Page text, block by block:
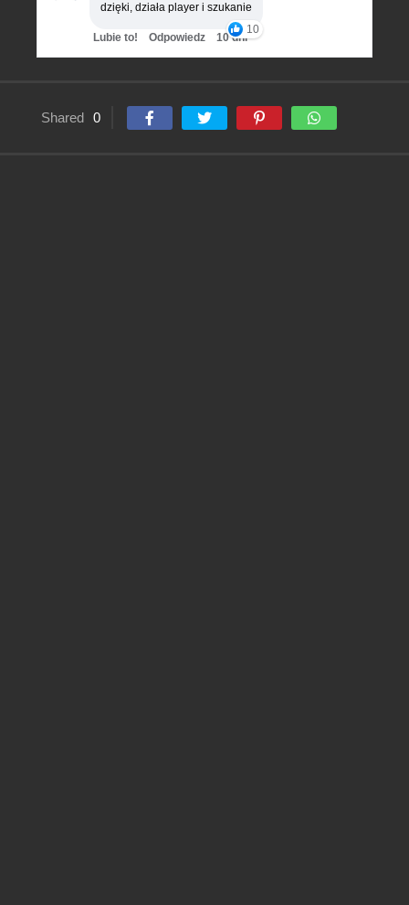
dzięki, działa player i szukanie
10
Lubie to! Odpowiedz 10 dni
Shared 0